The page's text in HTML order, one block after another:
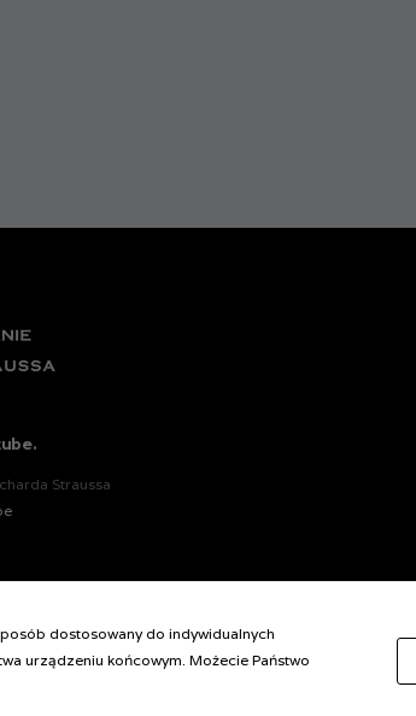
Straussa
dostosowany do indywidualnych
urządzeniu końcowym. Możecie Państwo